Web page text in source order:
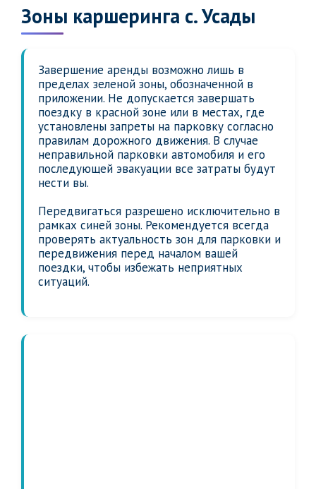
Зоны каршеринга с. Усады
Завершение аренды возможно лишь в
пределах зеленой зоны, обозначенной в
приложении. Не допускается завершать
поездку в красной зоне или в местах, где
установлены запреты на парковку согласно
правилам дорожного движения. В случае
неправильной парковки автомобиля и его
последующей эвакуации все затраты будут
нести вы.
Передвигаться разрешено исключительно в
рамках синей зоны. Рекомендуется всегда
проверять актуальность зон для парковки и
передвижения перед началом вашей
поездки, чтобы избежать неприятных
ситуаций.